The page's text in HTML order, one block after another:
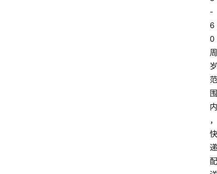
-
6
0
周
岁
范
围
内
，
快
递
配